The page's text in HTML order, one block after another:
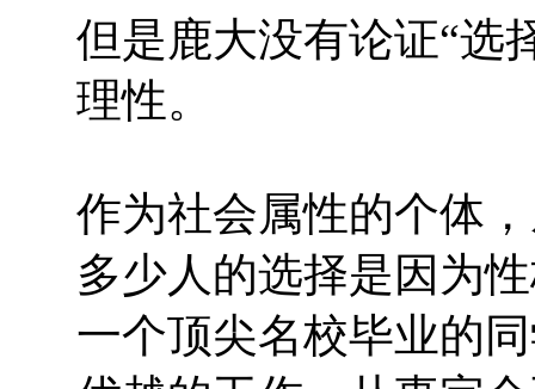
但是鹿大没有论证“选
理性。
作为社会属性的个体
多少人的选择是因为
一个顶尖名校毕业的